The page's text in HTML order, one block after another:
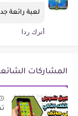
لعبة رائعة
أترك ردا
المشاركات